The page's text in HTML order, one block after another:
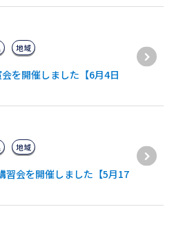
を開催しました【6月4日
地域
習会を開催しました【5月17
地域